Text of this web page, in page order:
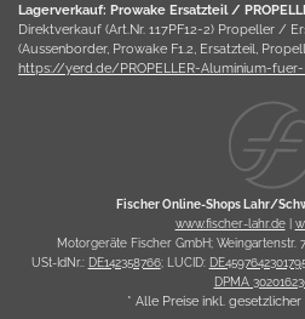
Lagerverkauf: Prowake Ersatzteil /
Direktverkauf (Art.Nr. 117PF12-2) Propeller /
(Aussenborder, Prowake F1.2, Ersatzteil,
https://yerd.de/PROPELLER-Aluminium-fuer-
Fischer Online-Shops Lahr/
www.fischer-lahr.de|
Motorgeräte Fischer GmbH; Weingartenstr.
USt-IdNr.: DE142358766; LUCID:
DPMA
* Alle Preise inkl. gesetzlicher